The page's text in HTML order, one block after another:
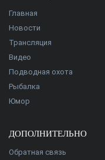
Главная
Новости
Трансляция
Видео
Подводная охота
Рыбалка
Юмор
ДОПОЛНИТЕЛЬНО
Обратная связь